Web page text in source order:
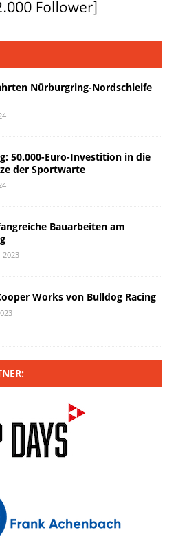
Nürburgring-Nordschleife
50.000-Euro-Investition in die
der Sportwarte
Bauarbeiten am
2023
Works von Bulldog Racing